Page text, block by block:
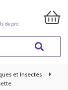
et Insectes